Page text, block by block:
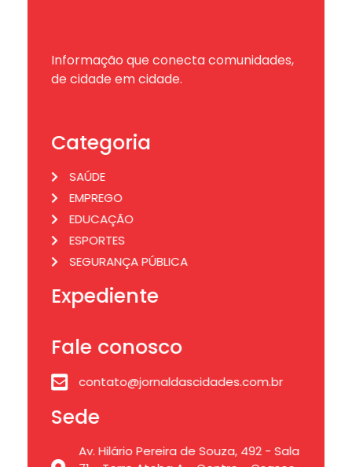
Informação que conecta comunidades,
de cidade em cidade.
Categoria
SAÚDE
EMPREGO
EDUCAÇÃO
ESPORTES
SEGURANÇA PÚBLICA
Expediente
Fale conosco
contato@jornaldascidades.com.br
Sede
Av. Hilário Pereira de Souza, 492 - Sala